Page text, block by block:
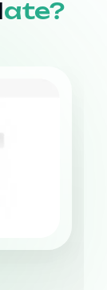
ate?